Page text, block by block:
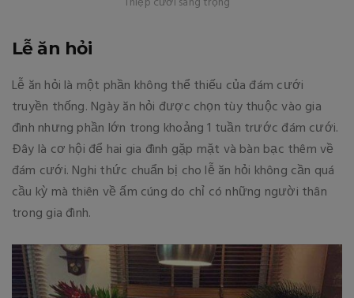
Lễ ăn hỏi
Lễ ăn hỏi là một phần không thể thiếu của đám cưới
truyền thống. Ngày ăn hỏi được chọn tùy thuộc vào gia
đình nhưng phần lớn trong khoảng 1 tuần trước đám cưới.
Đây là cơ hội để hai gia đình gặp mặt và bàn bạc thêm về
đám cưới. Nghi thức chuẩn bị cho lễ ăn hỏi không cần quá
cầu kỳ mà thiên về ấm cúng do chỉ có những người thân
trong gia đình.